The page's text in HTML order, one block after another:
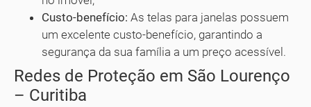
Custo-benefício: As telas para janelas possuem
um excelente custo-benefício, garantindo a
segurança da sua família a um preço acessível.
Redes de Proteção em São Lourenço
– Curitiba